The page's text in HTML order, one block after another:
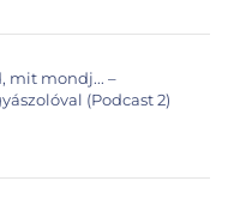
mit mondj... –
(Podcast 2)